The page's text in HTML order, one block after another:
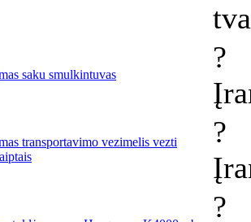
saku smulkintuvas
?
transportavimo vezimelis vezti
?
?